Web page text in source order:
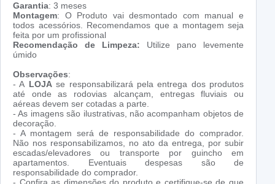
Garantia: 3 meses
Montagem: O Produto vai desmontado com manual e
todos acessórios. Recomendamos que a montagem seja
feita por um profissional
Recomendação de Limpeza: Utilize pano levemente
úmido
Observações:
- A LOJAse responsabilizará pela entrega dos produtos
até onde as rodovias alcançam, entregas fluviais ou
aéreas devem ser cotadas a parte.
- As imagens são ilustrativas, não acompanham objetos de
decoração.
- A montagem será de responsabilidade do comprador.
Não nos responsabilizamos, no ato da entrega, por subir
escadas/elevadores ou transporte por guincho em
apartamentos. Eventuais despesas são de
responsabilidade do comprador.